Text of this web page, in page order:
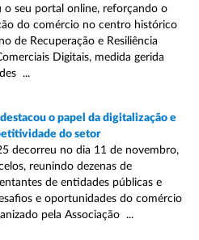
seu portal online, reforçando o
do comércio no centro histórico
de Recuperação e Resiliência
Digitais, medida gerida
...
o papel da digitalização e
do setor
decorreu no dia 11 de novembro,
reunindo dezenas de
de entidades públicas e
e oportunidades do comércio
pela Associação ...